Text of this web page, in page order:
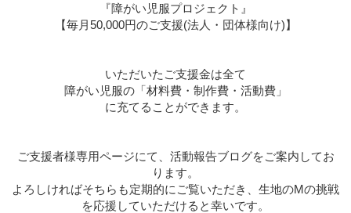
『障がい児服プロジェクト』
【毎月50,000円のご支援(法人・団体様向け)】
いただいたご支援金は全て
障がい児服の「材料費・制作費・活動費」
に充てることができます。
ご支援者様専用ページにて、活動報告ブログをご案内してお
ります。
よろしければそちらも定期的にご覧いただき、生地のMの挑戦
を応援していただけると幸いです。